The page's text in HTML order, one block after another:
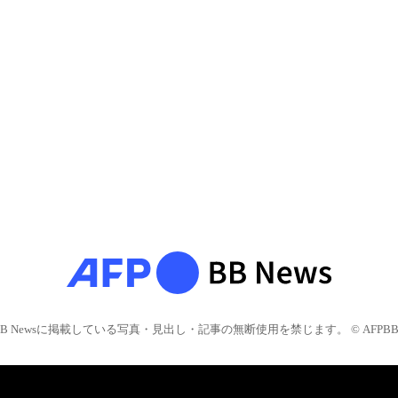
Newsに掲載している写真・見出し・記事の無断使用を禁じます。 © AFPBB